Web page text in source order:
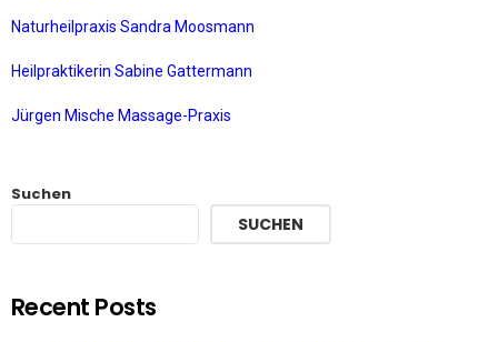
Naturheilpraxis Sandra Moosmann
Heilpraktikerin Sabine Gattermann
Jürgen Mische Massage-Praxis
Suchen
SUCHEN
Recent Posts